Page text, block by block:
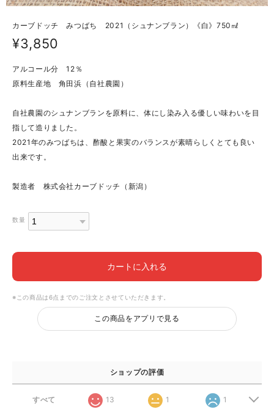
カーブドッチ みつばち 2021（シュナンブラン）《白》750㎖
¥3,850
アルコール分 12％
原料生産地 角田浜（自社農園）
自社農園のシュナンブランを原料に、体にし染み入る優しい味わいを目
指して造りました。
2021年のみつばちは、酢酸と果実のバランスが素晴らしくとても良い
出来です。
製造者 株式会社カーブドッチ（新潟）
数量
カートに入れる
※この商品は6点までのご注文とさせていただきます。
この商品をアプリで見る
ショップの評価
すべて 13 1 1